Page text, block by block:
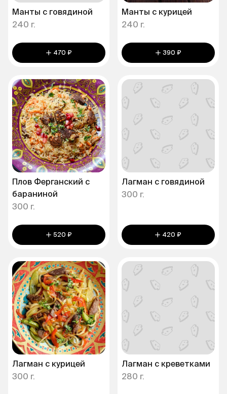
Манты с говядиной
240 г.
470 ₽
Манты с курицей
240 г.
390 ₽
Плов Ферганский с
бараниной
300 г.
520 ₽
Лагман с говядиной
300 г.
420 ₽
Лагман с курицей
300 г.
Лагман с креветками
280 г.